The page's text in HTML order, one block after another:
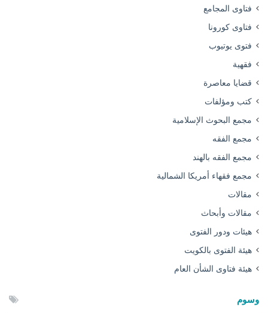
فتاوى المجامع
فتاوى كورونا
فتوى يوتيوب
فقهية
قضايا معاصرة
كتب ومؤلفات
مجمع البحوث الإسلامية
مجمع الفقه
مجمع الفقه بالهند
مجمع فقهاء أمريكا الشمالية
مقالات
مقالات وأبحاث
هيئات ودور الفتوى
هيئة الفتوى بالكويت
هيئة فتاوى الشأن العام
وسوم